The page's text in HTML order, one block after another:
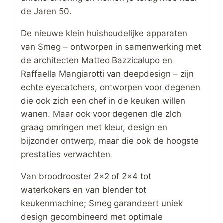
de Jaren 50.
De nieuwe klein huishoudelijke apparaten
van Smeg – ontworpen in samenwerking met
de architecten Matteo Bazzicalupo en
Raffaella Mangiarotti van deepdesign – zijn
echte eyecatchers, ontworpen voor degenen
die ook zich een chef in de keuken willen
wanen. Maar ook voor degenen die zich
graag omringen met kleur, design en
bijzonder ontwerp, maar die ook de hoogste
prestaties verwachten.
Van broodrooster 2×2 of 2×4 tot
waterkokers en van blender tot
keukenmachine; Smeg garandeert uniek
design gecombineerd met optimale